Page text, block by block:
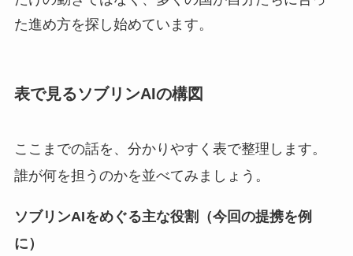
た進め方を探し始めています。
表で見るソブリンAIの構図
ここまでの話を、分かりやすく表で整理します。
誰が何を担うのかを並べてみましょう。
ソブリンAIをめぐる主な役割（今回の提携を例
に）